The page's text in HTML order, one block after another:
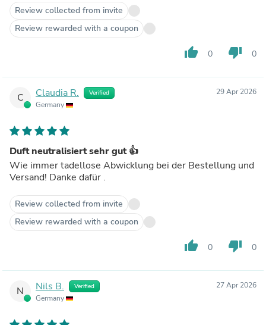
Review collected from invite
Review rewarded with a coupon
thumb_up 0 thumb_down 0
C Claudia R. Verified
Germany
29 Apr 2026
Duft neutralisiert sehr gut 👍
Wie immer tadellose Abwicklung bei der Bestellung und
Versand! Danke dafür .
Review collected from invite
Review rewarded with a coupon
thumb_up 0 thumb_down 0
N Nils B. Verified
Germany
27 Apr 2026